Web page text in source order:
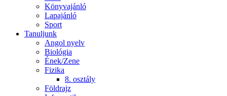
Könyvajánló
Lapajánló
Sport
Tanuljunk
Angol nyelv
Biológia
Ének/Zene
Fizika
8. osztály
Földrajz